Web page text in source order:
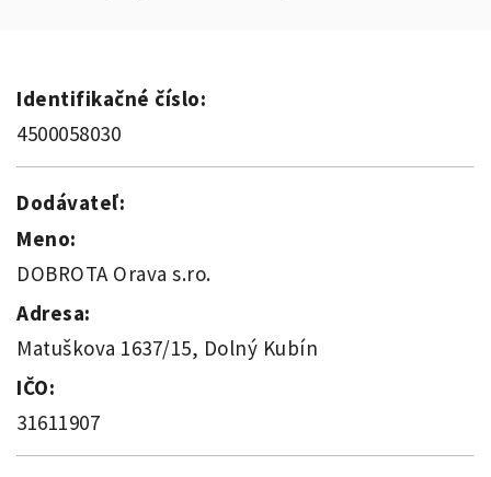
Identifikačné číslo:
4500058030
Dodávateľ:
Meno:
DOBROTA Orava s.ro.
Adresa:
Matuškova 1637/15, Dolný Kubín
IČO:
31611907